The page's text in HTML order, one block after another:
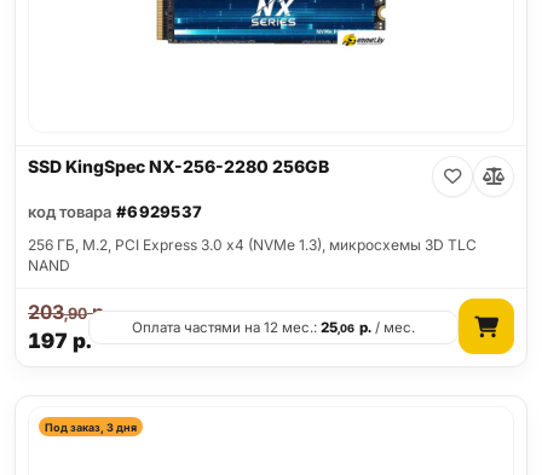
SSD KingSpec NX-256-2280 256GB
код товара #6929537
256 ГБ, M.2, PCI Express 3.0 x4 (NVMe 1.3), микросхемы 3D TLC
NAND
197 р.
203,90р.
Оплата частями на 12 мес.:25,06 р./ мес.
Под заказ, 3 дня